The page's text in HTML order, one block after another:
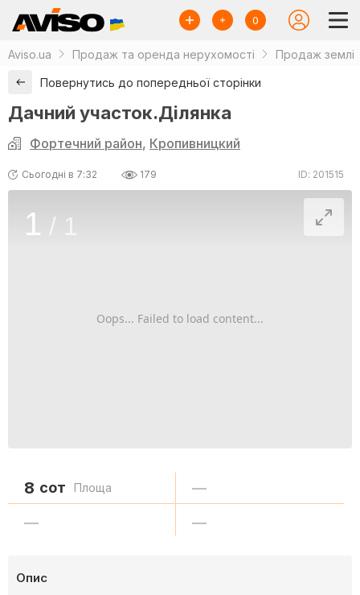
0
Aviso.ua Продаж та оренда нерухомості Продаж землі
Повернутись до попередньої сторінки
Дачний участок.Ділянка
Фортечний район, Кропивницкий
Сьогодні в 7:32 179 ID: 201515
Oops... Failed to load content...
1 / 1
8 сот Площа —
— —
Опис